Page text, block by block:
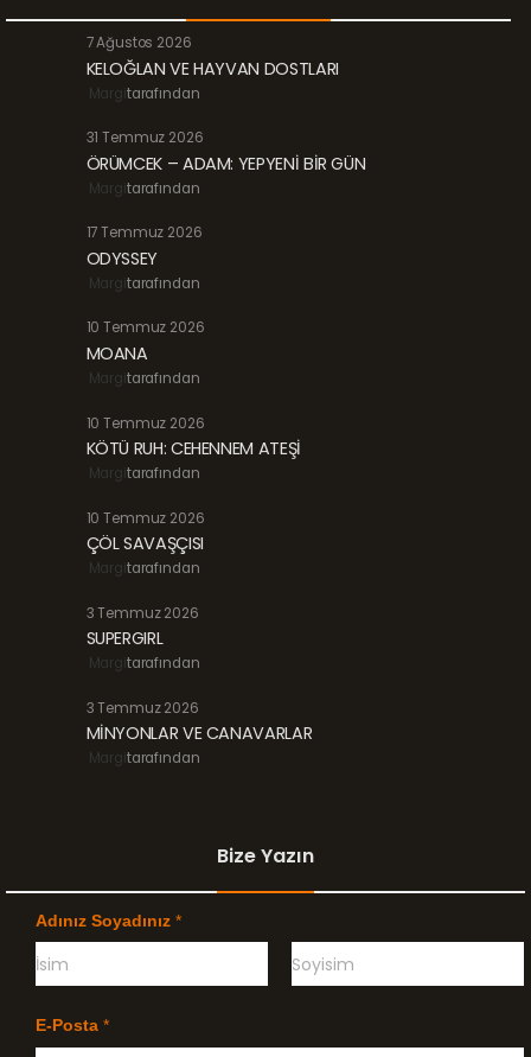
7 Ağustos 2026
KELOĞLAN VE HAYVAN DOSTLARI
Margitarafından
31 Temmuz 2026
ÖRÜMCEK – ADAM: YEPYENİ BİR GÜN
Margitarafından
17 Temmuz 2026
ODYSSEY
Margitarafından
10 Temmuz 2026
MOANA
Margitarafından
10 Temmuz 2026
KÖTÜ RUH: CEHENNEM ATEŞİ
Margitarafından
10 Temmuz 2026
ÇÖL SAVAŞÇISI
Margitarafından
3 Temmuz 2026
SUPERGIRL
Margitarafından
3 Temmuz 2026
MİNYONLAR VE CANAVARLAR
Margitarafından
Bize Yazın
Adınız Soyadınız *
c
e
e
E-Posta *